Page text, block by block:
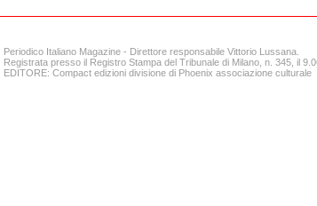
Periodico Italiano Magazine - Direttore responsabile Vittorio Lussana.
Registrata presso il Registro Stampa del Tribunale di Milano, n. 345, il
EDITORE: Compact edizioni divisione di Phoenix associazione culturale